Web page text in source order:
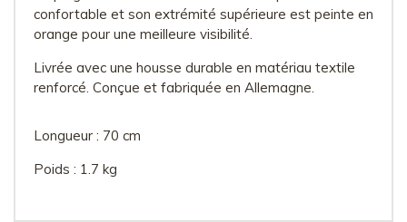
confortable et son extrémité supérieure est peinte en
orange pour une meilleure visibilité.
Livrée avec une housse durable en matériau textile
renforcé. Conçue et fabriquée en Allemagne.
Longueur : 70 cm
Poids : 1.7 kg